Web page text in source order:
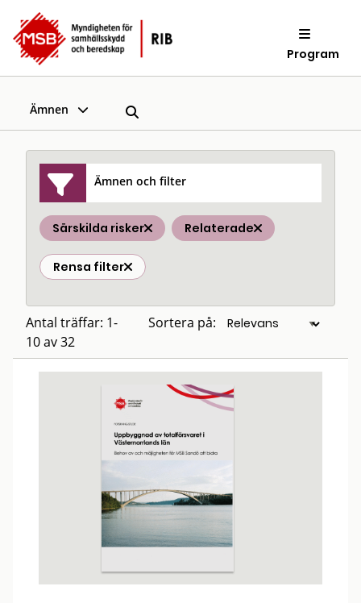
Program
Ämnen
Ämnen och filter
Särskilda risker Relaterade
Rensa filter
Antal träffar: 1-
10 av 32
Sortera på: